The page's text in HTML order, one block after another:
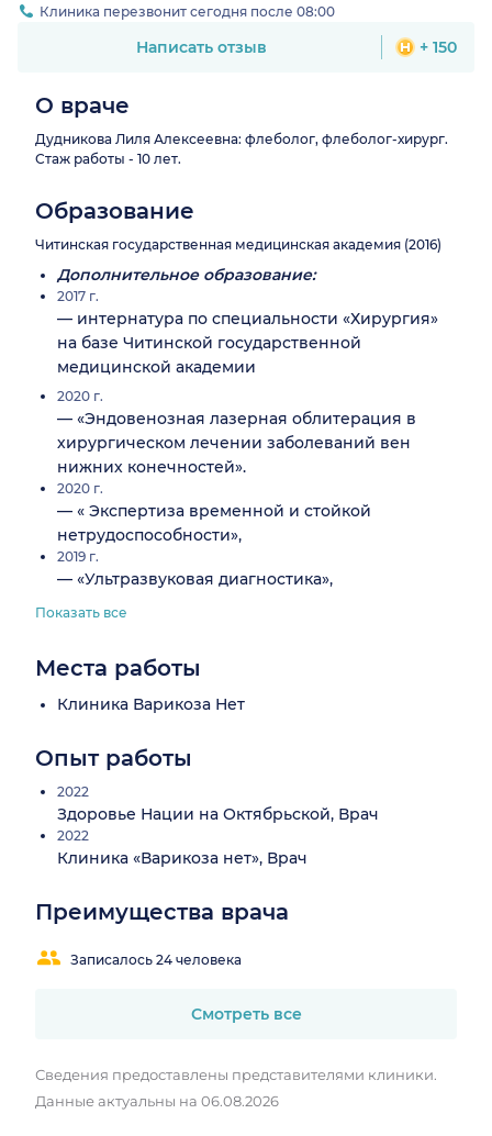
Клиника перезвонит сегодня после 08:00
Написать отзыв + 150
О враче
Дудникова Лиля Алексеевна: флеболог, флеболог-хирург.
Стаж работы - 10 лет.
Образование
Читинская государственная медицинская академия (2016)
Дополнительное образование:
2017 г.
— интернатура по специальности «Хирургия»
на базе Читинской государственной
медицинской академии
2020 г.
— «Эндовенозная лазерная облитерация в
хирургическом лечении заболеваний вен
нижних конечностей».
2020 г.
— « Экспертиза временной и стойкой
нетрудоспособности»,
2019 г.
— «Ультразвуковая диагностика»,
Показать все
Места работы
Клиника Варикоза Нет
Опыт работы
2022
Здоровье Нации на Октябрьской, Врач
2022
Клиника «Варикоза нет», Врач
Преимущества врача
Записалось 24 человека
Смотреть все
Сведения предоставлены представителями клиники.
Данные актуальны на 06.08.2026